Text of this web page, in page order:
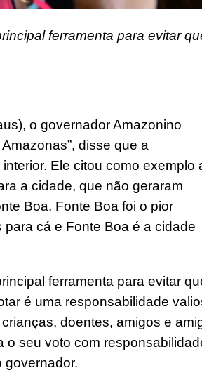
ferramenta para evitar
o governador Amazonino
disse que a
Ele citou como exemplo
a cidade, que não geraram
Boa. Fonte Boa foi o pior
cá e Fonte Boa é a cidade
ferramenta para evitar
é uma responsabilidade
doentes, amigos e
o seu voto com
governador.